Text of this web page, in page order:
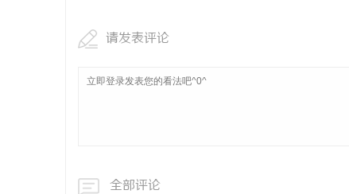
请发表评论
全部评论